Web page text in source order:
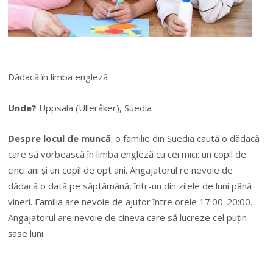
Dădacă în limba engleză
Unde? Uppsala (Ulleråker), Suedia
Despre locul de muncă: o familie din Suedia caută o dădacă
care să vorbească în limba engleză cu cei mici: un copil de
cinci ani și un copil de opt ani. Angajatorul re nevoie de
dădacă o dată pe săptămână, într-un din zilele de luni până
vineri. Familia are nevoie de ajutor între orele 17:00-20:00.
Angajatorul are nevoie de cineva care să lucreze cel puțin
șase luni.